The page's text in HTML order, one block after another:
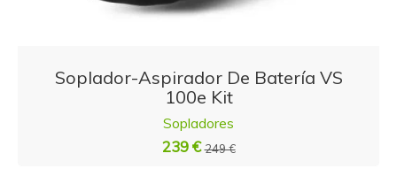
Soplador-Aspirador De Batería VS
100e Kit
Sopladores
239 €249 €